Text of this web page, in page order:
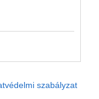
szabályzat